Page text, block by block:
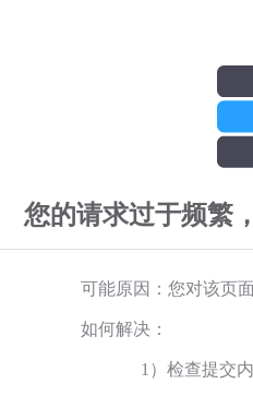
您的请求过于频繁
可能原因：您对该页
如何解决：
1）检查提交